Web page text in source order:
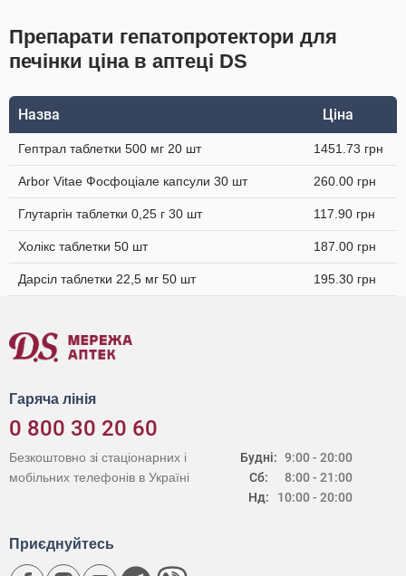
Препарати гепатопротектори для
печінки ціна в аптеці DS
Назва Ціна
Гептрал таблетки 500 мг 20 шт 1451.73 грн
Arbor Vitae Фосфоціале капсули 30 шт 260.00 грн
Глутаргін таблетки 0,25 г 30 шт 117.90 грн
Холікс таблетки 50 шт 187.00 грн
Дарсіл таблетки 22,5 мг 50 шт 195.30 грн
Гаряча лінія
0 800 30 20 60
Будні:
Сб:
Нд:
9:00 - 20:00
8:00 - 21:00
10:00 - 20:00
Безкоштовно зі стаціонарних і
мобільних телефонів в Україні
Приєднуйтесь